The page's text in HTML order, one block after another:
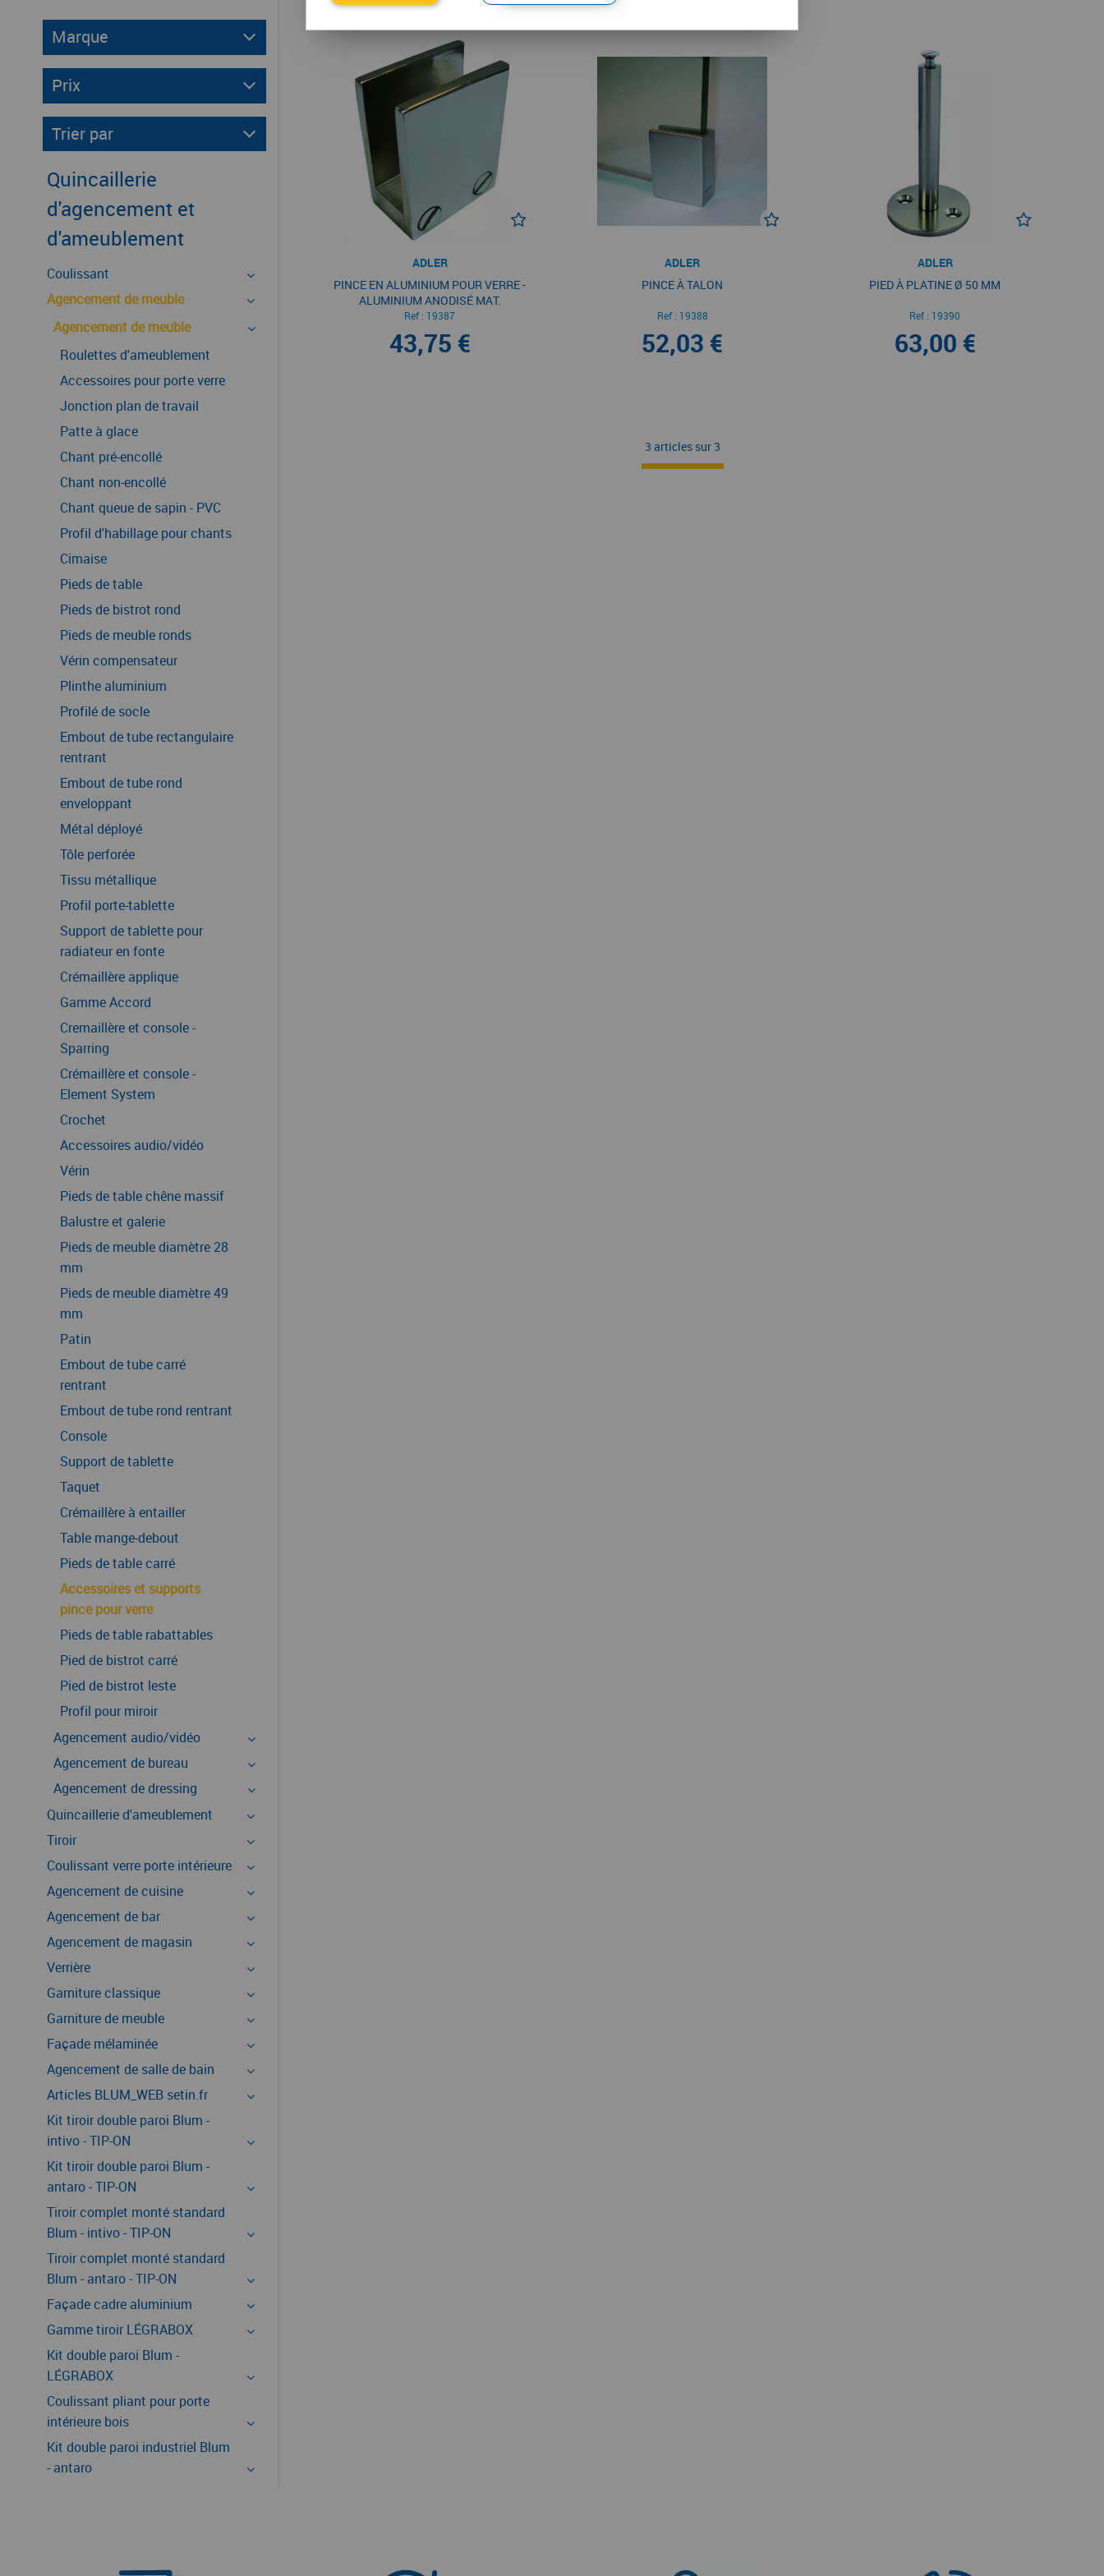
Marque
Prix
Trier par
Quincaillerie
d'agencement et
d'ameublement
Coulissant
Agencement de meuble
Agencement de meuble
Roulettes d'ameublement
Accessoires pour porte verre
Jonction plan de travail
Patte à glace
Chant pré-encollé
Chant non-encollé
Chant queue de sapin - PVC
Profil d'habillage pour chants
Cimaise
Pieds de table
Pieds de bistrot rond
Pieds de meuble ronds
Vérin compensateur
Plinthe aluminium
Profilé de socle
Embout de tube rectangulaire
rentrant
Embout de tube rond
enveloppant
Métal déployé
Tôle perforée
Tissu métallique
Profil porte-tablette
Support de tablette pour
radiateur en fonte
Crémaillère applique
Gamme Accord
Cremaillère et console -
Sparring
Crémaillère et console -
Element System
Crochet
Accessoires audio/vidéo
Vérin
Pieds de table chêne massif
Balustre et galerie
Pieds de meuble diamètre 28
mm
Pieds de meuble diamètre 49
mm
Patin
Embout de tube carré
rentrant
Embout de tube rond rentrant
Console
Support de tablette
Taquet
Crémaillère à entailler
Table mange-debout
Pieds de table carré
Accessoires et supports
pince pour verre
Pieds de table rabattables
Pied de bistrot carré
Pied de bistrot leste
Profil pour miroir
Agencement audio/vidéo
Agencement de bureau
Agencement de dressing
Quincaillerie d'ameublement
Tiroir
Coulissant verre porte intérieure
Agencement de cuisine
Agencement de bar
Agencement de magasin
Verrière
Garniture classique
Garniture de meuble
Façade mélaminée
Agencement de salle de bain
Articles BLUM_WEB setin.fr
Kit tiroir double paroi Blum -
intivo - TIP-ON
Kit tiroir double paroi Blum -
antaro - TIP-ON
Tiroir complet monté standard
Blum - intivo - TIP-ON
Tiroir complet monté standard
Blum - antaro - TIP-ON
Façade cadre aluminium
Gamme tiroir LÉGRABOX
Kit double paroi Blum -
LÉGRABOX
Coulissant pliant pour porte
intérieure bois
Kit double paroi industriel Blum
- antaro
ADLER
PINCE EN ALUMINIUM POUR VERRE -
ALUMINIUM ANODISÉ MAT.
Ref : 19387
43,75 €
ADLER
PINCE À TALON
Ref : 19388
52,03 €
ADLER
PIED À PLATINE Ø 50 MM
Ref : 19390
63,00 €
3 articles sur 3